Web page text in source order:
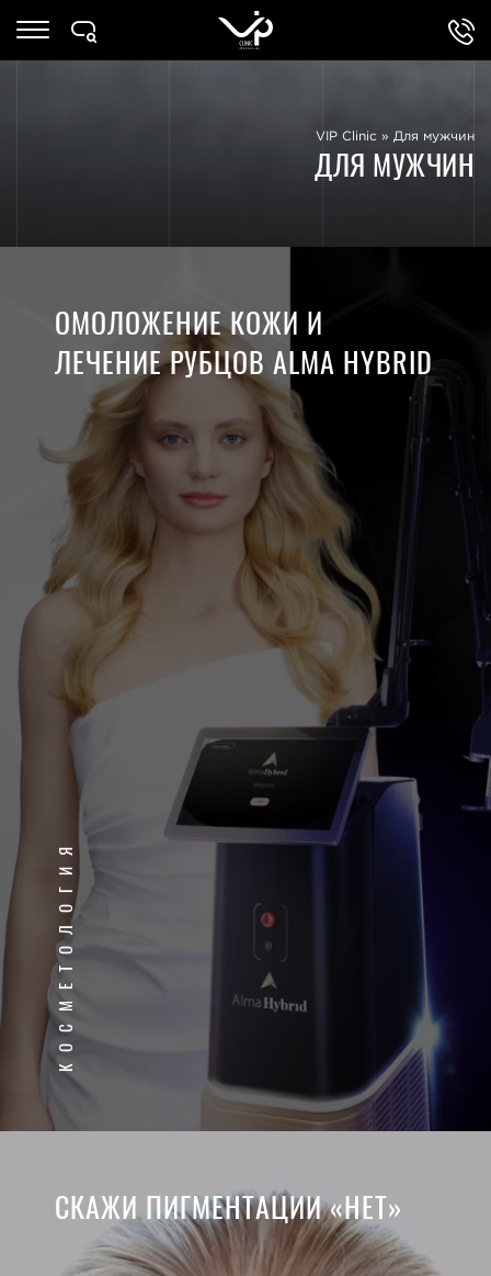
VIP Clinic » Для мужчин
ДЛЯ МУЖЧИН
ОМОЛОЖЕНИЕ КОЖИ И
ЛЕЧЕНИЕ РУБЦОВ ALMA HYBRID
КОСМЕТОЛОГИЯ
СКАЖИ ПИГМЕНТАЦИИ «НЕТ»